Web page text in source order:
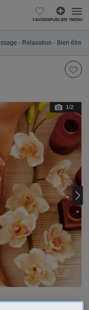
FAVORISPUBLIER ?MENU
- Relaxation - Bien être
1/2